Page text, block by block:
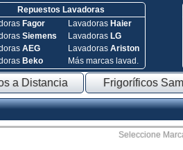
Repuestos Lavadoras
Fagor
Siemens
AEG
Beko
Lavadoras Haier
Lavadoras LG
Lavadoras Ariston
Más marcas lavad.
a Distancia Frigoríficos
Seleccione